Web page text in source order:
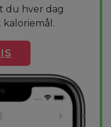
du hver dag